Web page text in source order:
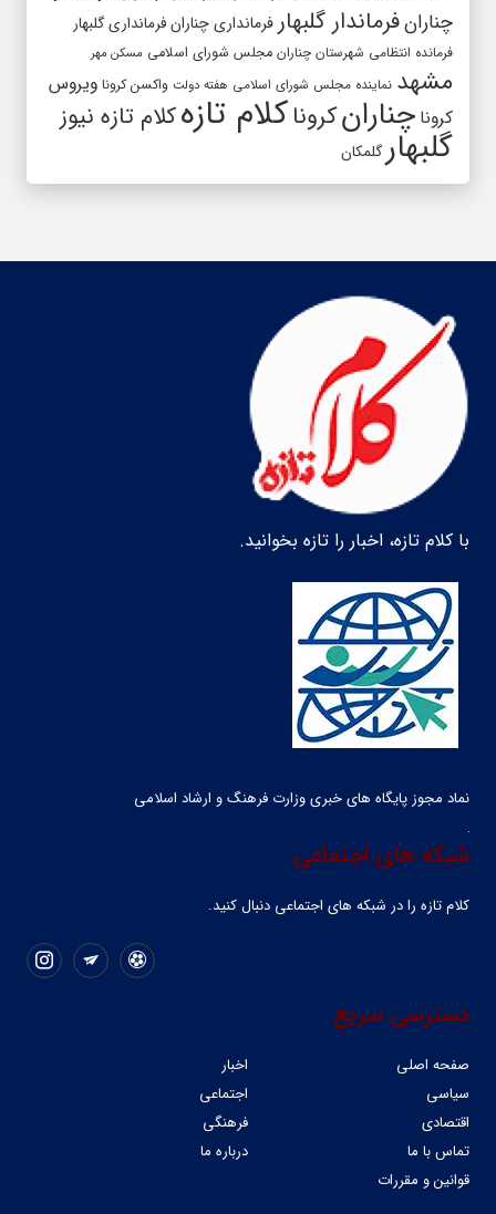
چنارانفرماندار گلبهار فرمانداری چنارانفرمانداری گلبهار
فرمانده انتظامی شهرستان چناران مجلس شورای اسلامی مسکن مهر
مشهد نماینده مجلس شورای اسلامی هفته دولت واکسن کرونا ویروس
کرونا چنارانکروناکلام تازهکلام تازه نیوز
گلبهارگلمکان
با کلام تازه، اخبار را تازه بخوانید.
نماد مجوز پایگاه های خبری وزارت فرهنگ و ارشاد اسلامی
شبکه های اجتماعی
کلام تازه را در شبکه ‌های اجتماعی دنبال کنید.
دسترسی سریع
صفحه اصلی
اخبار
سیاسی
اجتماعی
اقتصادی
فرهنگی
تماس با ما
درباره ما
قوانین و مقررات